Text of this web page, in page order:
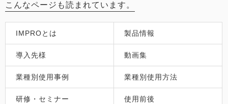
こんなページも読まれています。
IMPROとは 製品情報
導入先様 動画集
業種別使用事例 業種別使用方法
研修・セミナー 使用前後